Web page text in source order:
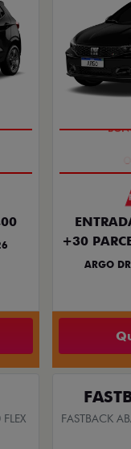
+30
ARGO
FASTBACK